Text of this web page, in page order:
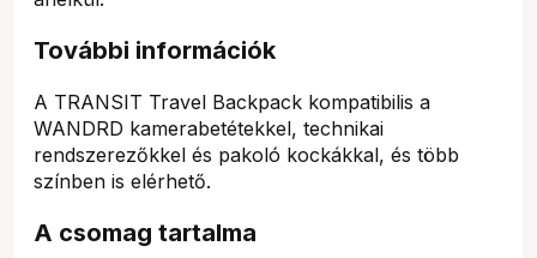
További információk
A TRANSIT Travel Backpack kompatibilis a
WANDRD kamerabetétekkel, technikai
rendszerezőkkel és pakoló kockákkal, és több
színben is elérhető.
A csomag tartalma